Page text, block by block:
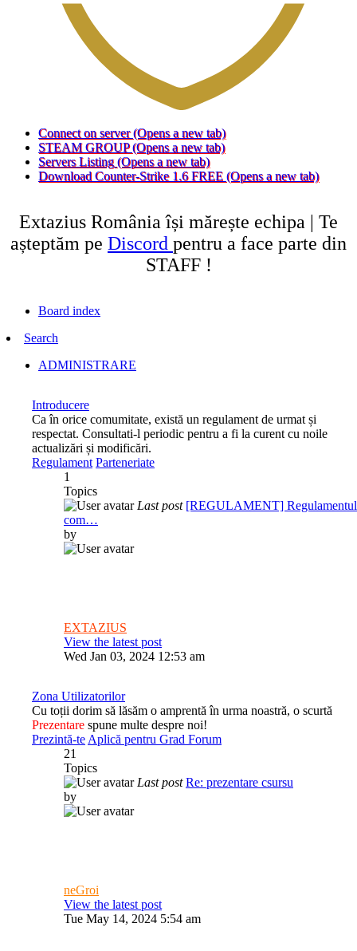
Connect on server (Opens a new tab)
STEAM GROUP (Opens a new tab)
Servers Listing (Opens a new tab)
Download Counter-Strike 1.6 FREE (Opens a new tab)
Extazius România își mărește echipa | Te
așteptăm pe Discord pentru a face parte din
STAFF !
Board index
Search
ADMINISTRARE
Introducere
Ca în orice comumitate, există un regulament de urmat și
respectat. Consultati-l periodic pentru a fi la curent cu noile
actualizări și modificări.
Regulament Parteneriate
1
Topics
Last post [REGULAMENT] Regulamentul
com…
by
EXTAZIUS
View the latest post
Wed Jan 03, 2024 12:53 am
Zona Utilizatorilor
Cu toții dorim să lăsăm o amprentă în urma noastră, o scurtă
Prezentare spune multe despre noi!
Prezintă-te Aplică pentru Grad Forum
21
Topics
Last post Re: prezentare csursu
by
neGroi
View the latest post
Tue May 14, 2024 5:54 am